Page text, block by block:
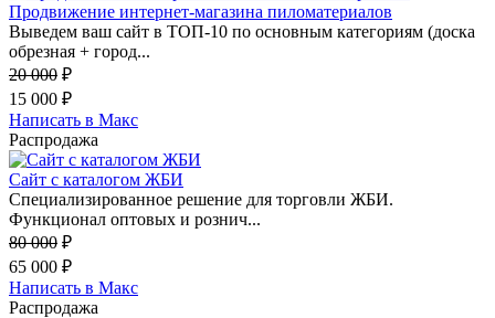
Продвижение интернет-магазина пиломатериалов
Выведем ваш сайт в ТОП-10 по основным категориям (доска
обрезная + город...
20 000 ₽
15 000 ₽
Написать в Макс
Распродажа
Сайт с каталогом ЖБИ
Специализированное решение для торговли ЖБИ.
Функционал оптовых и рознич...
80 000 ₽
65 000 ₽
Написать в Макс
Распродажа